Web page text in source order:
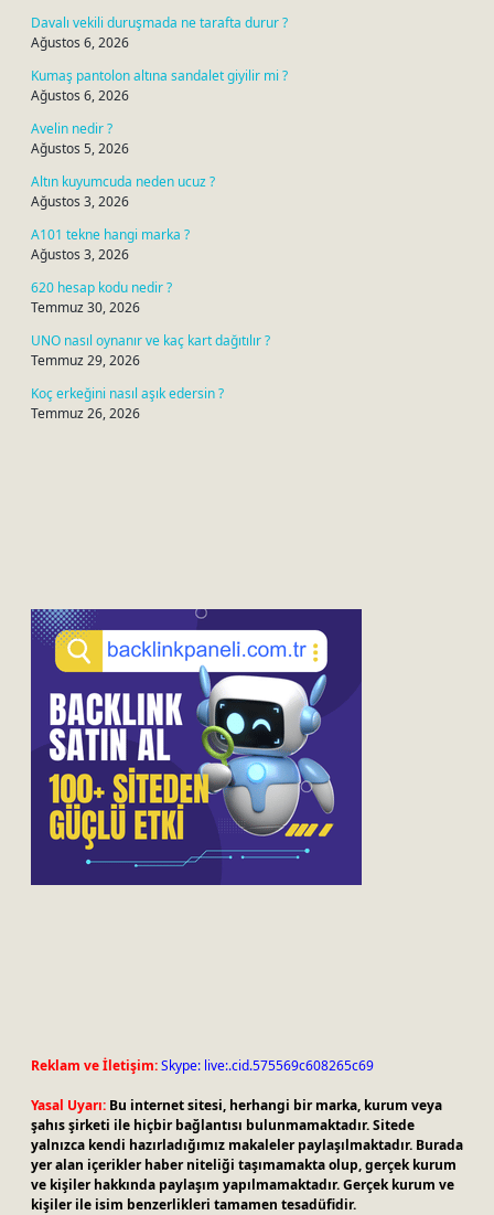
Davalı vekili duruşmada ne tarafta durur ?
Ağustos 6, 2026
Kumaş pantolon altına sandalet giyilir mi ?
Ağustos 6, 2026
Avelin nedir ?
Ağustos 5, 2026
Altın kuyumcuda neden ucuz ?
Ağustos 3, 2026
A101 tekne hangi marka ?
Ağustos 3, 2026
620 hesap kodu nedir ?
Temmuz 30, 2026
UNO nasıl oynanır ve kaç kart dağıtılır ?
Temmuz 29, 2026
Koç erkeğini nasıl aşık edersin ?
Temmuz 26, 2026
Reklam ve İletişim:Skype: live:.cid.575569c608265c69
Yasal Uyarı: Bu internet sitesi, herhangi bir marka, kurum veya
şahıs şirketi ile hiçbir bağlantısı bulunmamaktadır. Sitede
yalnızca kendi hazırladığımız makaleler paylaşılmaktadır. Burada
yer alan içerikler haber niteliği taşımamakta olup, gerçek kurum
ve kişiler hakkında paylaşım yapılmamaktadır. Gerçek kurum ve
kişiler ile isim benzerlikleri tamamen tesadüfidir.